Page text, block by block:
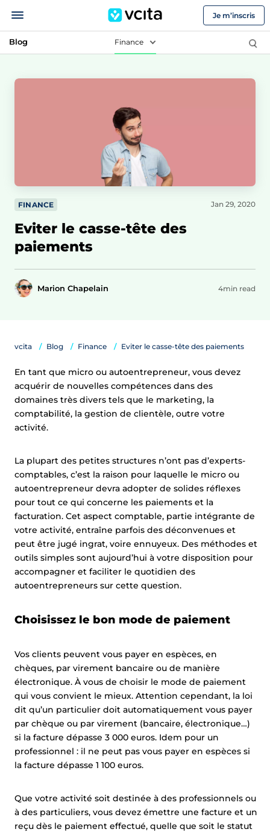
Je m’inscris
Blog Finance
FINANCE
Eviter le casse-tête des
paiements
Marion Chapelain
Jan 29, 2020
4min read
vcita Blog Finance Eviter le casse-tête des paiements
En tant que micro ou autoentrepreneur, vous devez
acquérir de nouvelles compétences dans des
domaines très divers tels que le marketing, la
comptabilité, la gestion de clientèle, outre votre
activité.
La plupart des petites structures n’ont pas d’experts-
comptables, c’est la raison pour laquelle le micro ou
autoentrepreneur devra adopter de solides réflexes
pour tout ce qui concerne les paiements et la
facturation. Cet aspect comptable, partie intégrante de
votre activité, entraîne parfois des déconvenues et
peut être jugé ingrat, voire ennuyeux. Des méthodes et
outils simples sont aujourd’hui à votre disposition pour
accompagner et faciliter le quotidien des
autoentrepreneurs sur cette question.
Choisissez le bon mode de paiement
Vos clients peuvent vous payer en espèces, en
chèques, par virement bancaire ou de manière
électronique. À vous de choisir le mode de paiement
qui vous convient le mieux. Attention cependant, la loi
dit qu’un particulier doit automatiquement vous payer
par chèque ou par virement (bancaire, électronique…)
si la facture dépasse 3 000 euros. Idem pour un
professionnel : il ne peut pas vous payer en espèces si
la facture dépasse 1 100 euros.
Que votre activité soit destinée à des professionnels ou
à des particuliers, vous devez émettre une facture et un
reçu dès le paiement effectué, quelle que soit le statut